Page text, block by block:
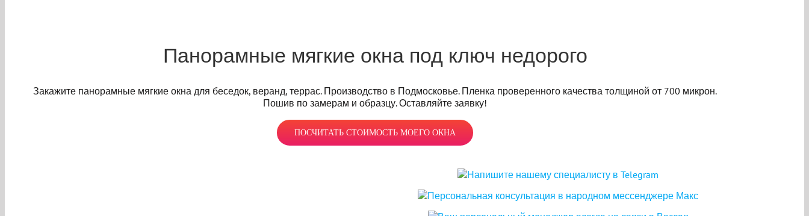
Панорамные мягкие окна под ключ недорого
Закажите панорамные мягкие окна для беседок, веранд, террас. Производство в Подмосковье. Пленка проверенного качества толщиной от 700 микрон.
Пошив по замерам и образцу. Оставляйте заявку!
ПОСЧИТАТЬ СТОИМОСТЬ МОЕГО ОКНА